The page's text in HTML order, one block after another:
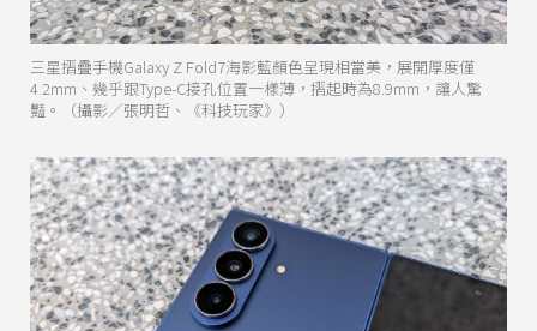
三星摺疊手機Galaxy Z Fold7海影藍顏色呈現相當美，展開厚度僅
4.2mm、幾乎跟Type-C接孔位置一樣薄，摺起時為8.9mm，讓人驚
豔。（攝影／張明哲、《科技玩家》）